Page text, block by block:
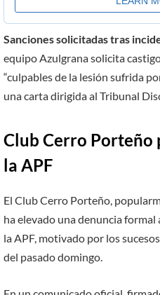
Sanciones solicitadas tras
equipo Azulgrana solicita
“culpables de la lesión sufrida
una carta dirigida al Tribunal
Club Cerro Porteño
la APF
El Club Cerro Porteño,
ha elevado una denuncia
la APF, motivado por los
del pasado domingo.